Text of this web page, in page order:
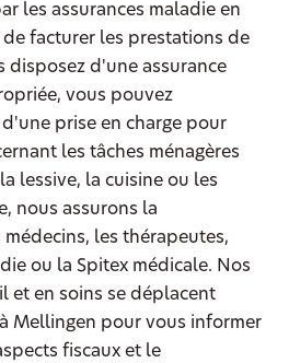
les assurances maladie en
de facturer les prestations de
disposez d'une assurance
vous pouvez
prise en charge pour
les tâches ménagères
lessive, la cuisine ou les
nous assurons la
les thérapeutes,
ou la Spitex médicale. Nos
et en soins se déplacent
Mellingen pour vous informer
fiscaux et le